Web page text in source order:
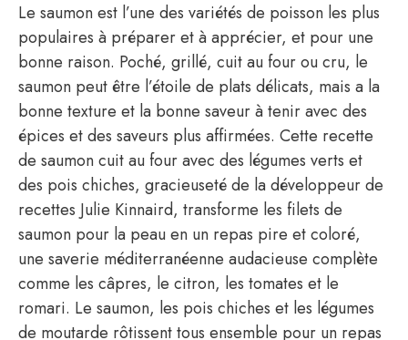
Le saumon est l’une des variétés de poisson les plus
populaires à préparer et à apprécier, et pour une
bonne raison. Poché, grillé, cuit au four ou cru, le
saumon peut être l’étoile de plats délicats, mais a la
bonne texture et la bonne saveur à tenir avec des
épices et des saveurs plus affirmées. Cette recette
de saumon cuit au four avec des légumes verts et
des pois chiches, gracieuseté de la développeur de
recettes Julie Kinnaird, transforme les filets de
saumon pour la peau en un repas pire et coloré,
une saverie méditerranéenne audacieuse complète
comme les câpres, le citron, les tomates et le
romari. Le saumon, les pois chiches et les légumes
de moutarde rôtissent tous ensemble pour un repas